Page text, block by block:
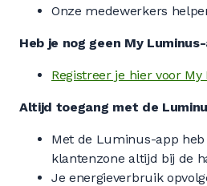
Onze medewerkers
Heb je nog geen My
Registreer je hier voor
Altijd toegang met de
Met de Luminus-app heb
klantenzone altijd bij de
Je energieverbruik